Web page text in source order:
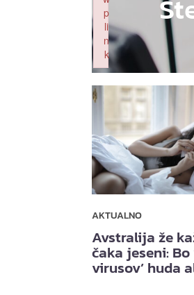
AKTUALNO
Avstralija že
čaka jeseni: Bo
virusov’ huda
p
li
n
k
Failed to initialize